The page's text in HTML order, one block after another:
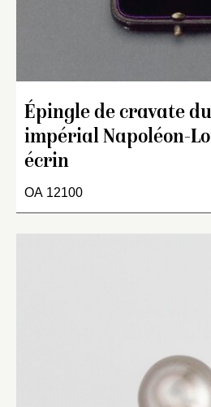
Épingle de cravate
impérial Napoléon-
écrin
OA 12100